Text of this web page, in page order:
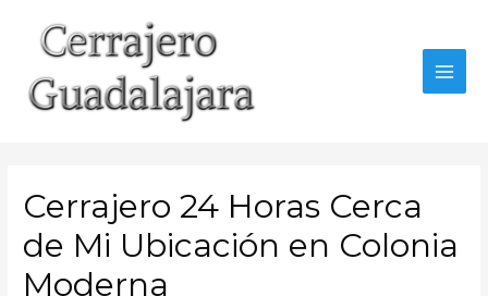
contenido
Cerrajero 24 Horas Cerca
de Mi Ubicación en Colonia
Moderna